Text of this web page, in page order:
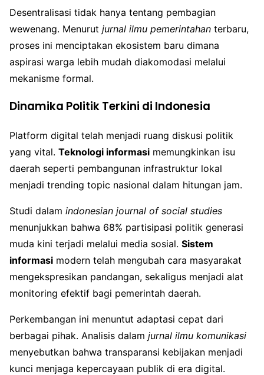
Desentralisasi tidak hanya tentang pembagian
wewenang. Menurut jurnal ilmu pemerintahan terbaru,
proses ini menciptakan ekosistem baru dimana
aspirasi warga lebih mudah diakomodasi melalui
mekanisme formal.
Dinamika Politik Terkini di Indonesia
Platform digital telah menjadi ruang diskusi politik
yang vital. Teknologi informasi memungkinkan isu
daerah seperti pembangunan infrastruktur lokal
menjadi trending topic nasional dalam hitungan jam.
Studi dalam indonesian journal of social studies
menunjukkan bahwa 68% partisipasi politik generasi
muda kini terjadi melalui media sosial. Sistem
informasi modern telah mengubah cara masyarakat
mengekspresikan pandangan, sekaligus menjadi alat
monitoring efektif bagi pemerintah daerah.
Perkembangan ini menuntut adaptasi cepat dari
berbagai pihak. Analisis dalam jurnal ilmu komunikasi
menyebutkan bahwa transparansi kebijakan menjadi
kunci menjaga kepercayaan publik di era digital.